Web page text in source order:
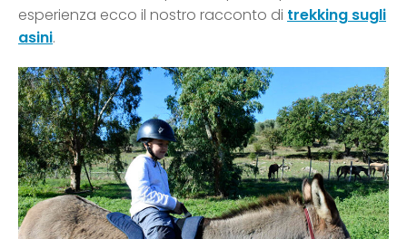
esperienza ecco il nostro racconto di trekking sugli
asini.